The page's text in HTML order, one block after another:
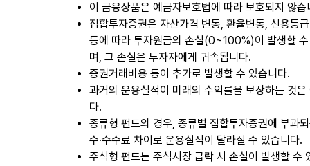
이 금융상품은 예금자보호법에 따라 보호되지 않습
집합투자증권은 자산가격 변동, 환율변동, 신용등
등에 따라 투자원금의 손실(0~100%)이 발생할
며, 그 손실은 투자자에게 귀속됩니다.
증권거래비용 등이 추가로 발생할 수 있습니다.
과거의 운용실적이 미래의 수익률을 보장하는 것은
다.
종류형 펀드의 경우, 종류별 집합투자증권에 부과
수∙수수료 차이로 운용실적이 달라질 수 있습니다.
주식형 펀드는 주식시장 급락 시 손실이 발생할 수